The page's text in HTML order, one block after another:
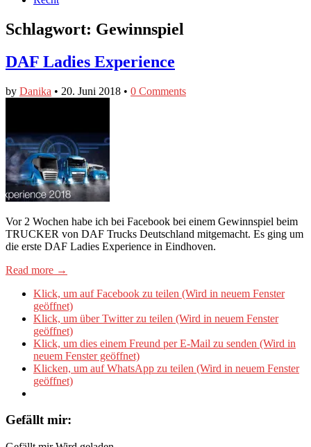
Schlagwort: Gewinnspiel
DAF Ladies Experience
by Danika • 20. Juni 2018 • 0 Comments
Vor 2 Wochen habe ich bei Facebook bei einem Gewinnspiel beim
TRUCKER von DAF Trucks Deutschland mitgemacht. Es ging um
die erste DAF Ladies Experience in Eindhoven.
Read more →
Klick, um auf Facebook zu teilen (Wird in neuem Fenster
geöffnet)
Klick, um über Twitter zu teilen (Wird in neuem Fenster
geöffnet)
Klick, um dies einem Freund per E-Mail zu senden (Wird in
neuem Fenster geöffnet)
Klicken, um auf WhatsApp zu teilen (Wird in neuem Fenster
geöffnet)
Gefällt mir: